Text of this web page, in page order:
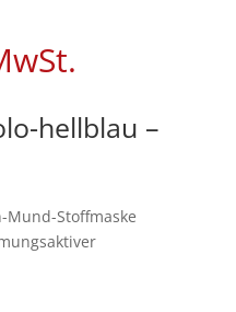
hellblau –
Mund-Stoffmaske